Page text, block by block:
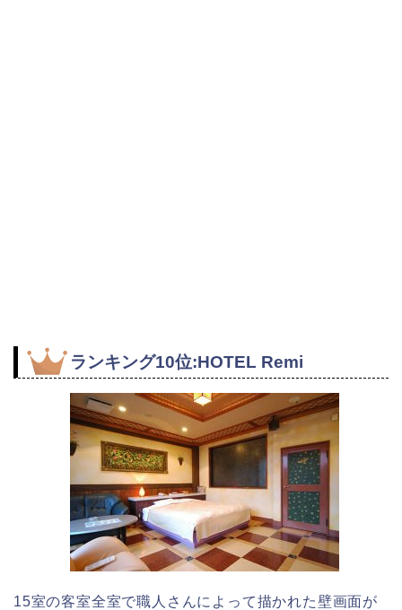
ランキング10位:HOTEL Remi
15室の客室全室で職人さんによって描かれた壁画面が